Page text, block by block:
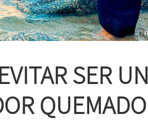
SER UN
QUEMADO